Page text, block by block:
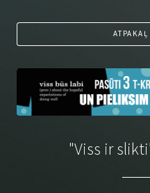
"Viss ir